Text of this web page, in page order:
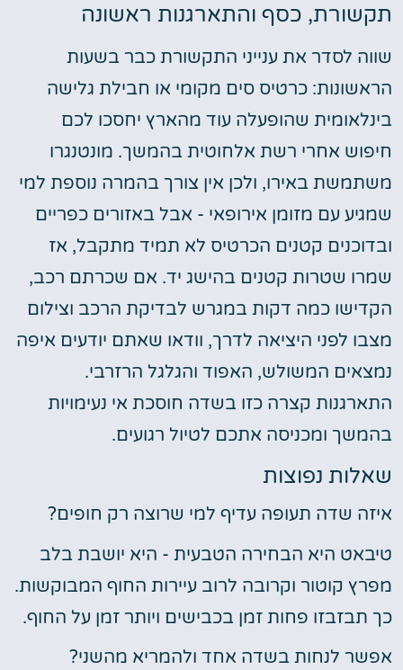
תקשורת, כסף והתארגנות ראשונה
שווה לסדר את ענייני התקשורת כבר בשעות
הראשונות: כרטיס סים מקומי או חבילת גלישה
בינלאומית שהופעלה עוד מהארץ יחסכו לכם
חיפוש אחרי רשת אלחוטית בהמשך. מונטנגרו
משתמשת באירו, ולכן אין צורך בהמרה נוספת למי
שמגיע עם מזומן אירופאי - אבל באזורים כפריים
ובדוכנים קטנים הכרטיס לא תמיד מתקבל, אז
שמרו שטרות קטנים בהישג יד. אם שכרתם רכב,
הקדישו כמה דקות במגרש לבדיקת הרכב וצילום
מצבו לפני היציאה לדרך, וודאו שאתם יודעים איפה
נמצאים המשולש, האפוד והגלגל הרזרבי.
התארגנות קצרה כזו בשדה חוסכת אי נעימויות
בהמשך ומכניסה אתכם לטיול רגועים.
שאלות נפוצות
איזה שדה תעופה עדיף למי שרוצה רק חופים?
טיבאט היא הבחירה הטבעית - היא יושבת בלב
מפרץ קוטור וקרובה לרוב עיירות החוף המבוקשות.
כך תבזבזו פחות זמן בכבישים ויותר זמן על החוף.
אפשר לנחות בשדה אחד ולהמריא מהשני?